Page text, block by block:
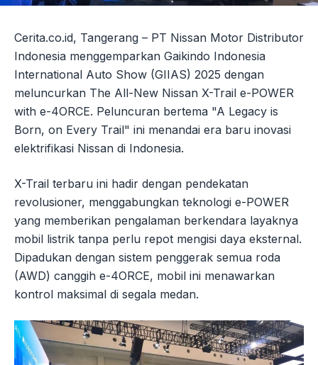
Cerita.co.id, Tangerang – PT Nissan Motor Distributor
Indonesia menggemparkan Gaikindo Indonesia
International Auto Show (GIIAS) 2025 dengan
meluncurkan The All-New Nissan X-Trail e-POWER
with e-4ORCE. Peluncuran bertema "A Legacy is
Born, on Every Trail" ini menandai era baru inovasi
elektrifikasi Nissan di Indonesia.
X-Trail terbaru ini hadir dengan pendekatan
revolusioner, menggabungkan teknologi e-POWER
yang memberikan pengalaman berkendara layaknya
mobil listrik tanpa perlu repot mengisi daya eksternal.
Dipadukan dengan sistem penggerak semua roda
(AWD) canggih e-4ORCE, mobil ini menawarkan
kontrol maksimal di segala medan.